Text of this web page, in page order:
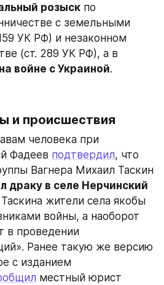
розыск по
с земельными
УК РФ) и незаконном
войне с Украиной.
и происшествия
человека при
Фадеев подтвердил, что
драку в селе Нерчинский
жители села якобы
войны, а наоборот
в проведении
Ранее такую же версию
с изданием
местный юрист